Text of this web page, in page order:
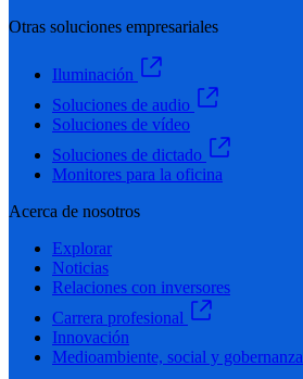
Otras soluciones empresariales
Iluminación
Soluciones de audio
Soluciones de vídeo
Soluciones de dictado
Monitores para la oficina
Acerca de nosotros
Explorar
Noticias
Relaciones con inversores
Carrera profesional
Innovación
Medioambiente, social y gobernanza